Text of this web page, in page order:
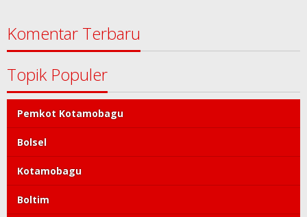
Komentar Terbaru
Topik Populer
Pemkot Kotamobagu
Bolsel
Kotamobagu
Boltim